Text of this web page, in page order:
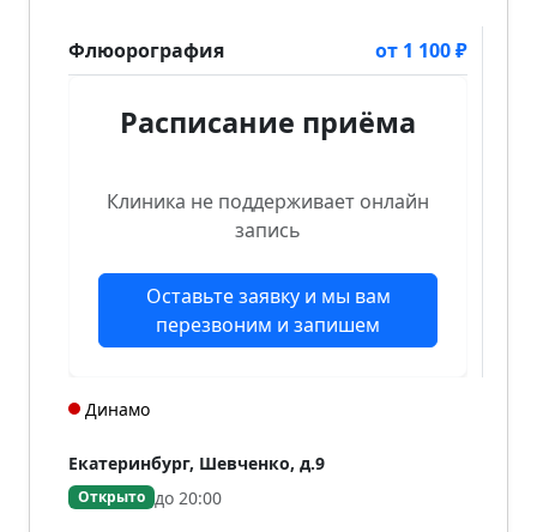
Флюорография от 1 100 ₽
Расписание приёма
Клиника не поддерживает онлайн
запись
Оставьте заявку и мы вам
перезвоним и запишем
Динамо
Екатеринбург, Шевченко, д.9
Открыто до 20:00